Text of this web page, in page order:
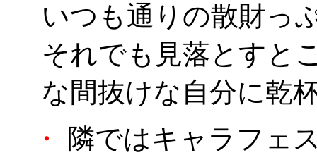
いつも通りの散財っ
それでも見落とすと
な間抜けな自分に乾
・
隣ではキャラフェ